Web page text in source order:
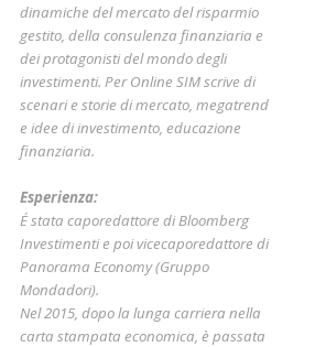
dinamiche del mercato del risparmio
gestito, della consulenza finanziaria e
dei protagonisti del mondo degli
investimenti. Per Online SIM scrive di
scenari e storie di mercato, megatrend
e idee di investimento, educazione
finanziaria.
Esperienza:
É stata caporedattore di Bloomberg
Investimenti e poi vicecaporedattore di
Panorama Economy (Gruppo
Mondadori).
Nel 2015, dopo la lunga carriera nella
carta stampata economica, è passata